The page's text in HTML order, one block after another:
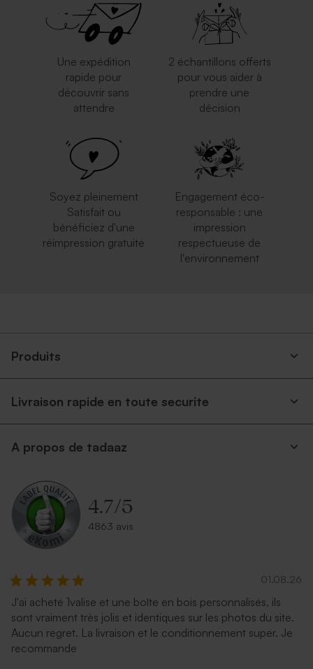
Une expédition
rapide pour
découvrir sans
attendre
2 échantillons offerts
pour vous aider à
prendre une
décision
Soyez pleinement
Satisfait ou
bénéficiez d'une
réimpression gratuite
Engagement éco-
responsable : une
impression
respectueuse de
l'environnement
Produits
Livraison rapide en toute securite
A propos de tadaaz
4.7/5
4863 avis
01.08.26
J'ai acheté 1valise et une boîte en bois personnalisés, ils
sont vraiment très jolis et identiques sur les photos du site.
Aucun regret. La livraison et le conditionnement super. Je
recommande